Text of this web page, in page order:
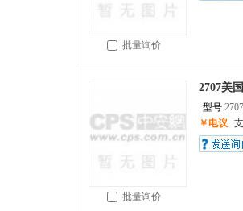
批量询价
批量询价
2707美
型号:
￥电议